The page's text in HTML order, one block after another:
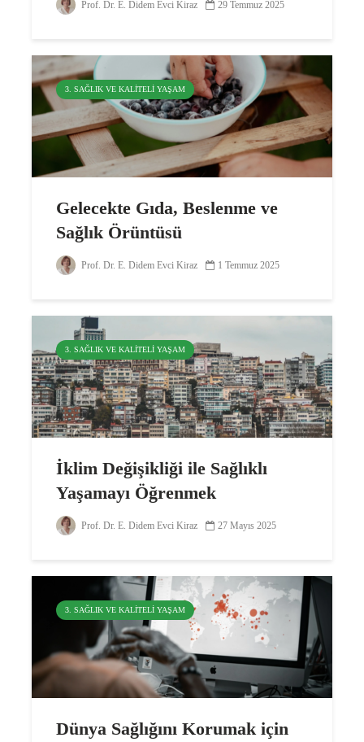
Prof. Dr. E. Didem Evci Kiraz 29 Temmuz 2025
3. SAĞLIK VE KALITELI YAŞAM
Gelecekte Gıda, Beslenme ve
Sağlık Örüntüsü
Prof. Dr. E. Didem Evci Kiraz 1 Temmuz 2025
3. SAĞLIK VE KALITELI YAŞAM
İklim Değişikliği ile Sağlıklı
Yaşamayı Öğrenmek
Prof. Dr. E. Didem Evci Kiraz 27 Mayıs 2025
3. SAĞLIK VE KALITELI YAŞAM
Dünya Sağlığını Korumak için